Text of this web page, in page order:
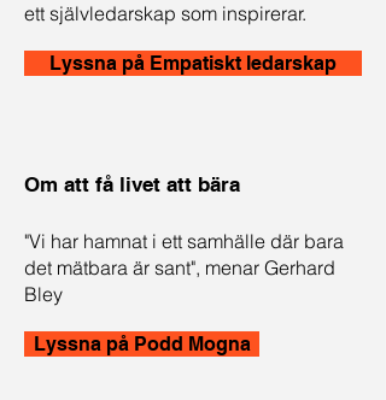
ett självledarskap som inspirerar.
Lyssna på Empatiskt ledarskap
Om att få livet att bära
"Vi har hamnat i ett samhälle där bara
det mätbara är sant", menar Gerhard
Bley
Lyssna på Podd Mogna